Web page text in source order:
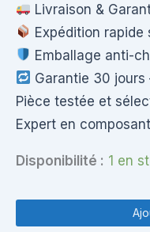
Livraison &
Expédition rapide
Emballage anti-
Garantie 30
Pièce testée et
Expert en
Disponibilité : 1 en
Ventilateur